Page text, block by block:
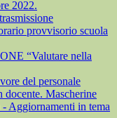
2022.
provvisorio scuola
“Valutare nella
del personale
docente. Mascherine
Aggiornamenti in tema